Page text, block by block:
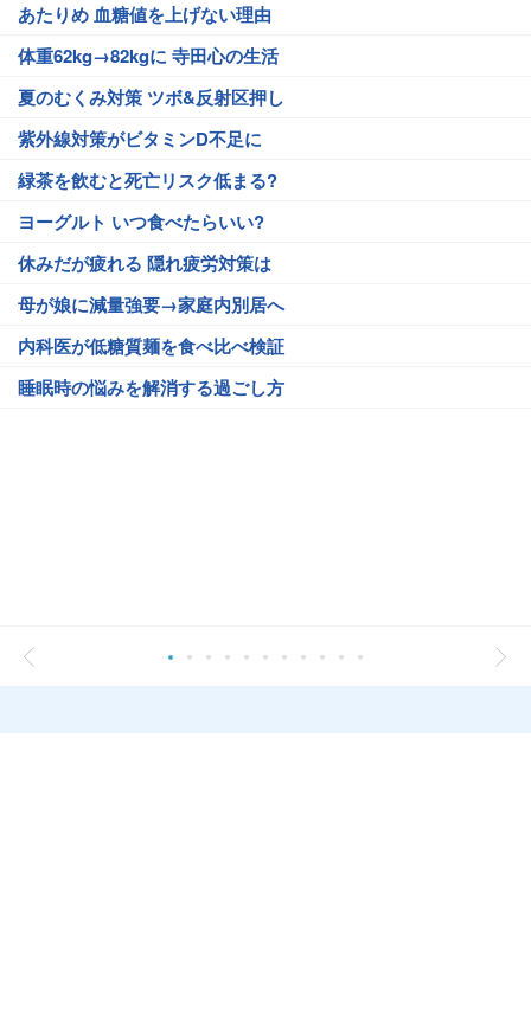
あたりめ 血糖値を上げない理由
体重62kg→82kgに 寺田心の生活
夏のむくみ対策 ツボ&反射区押し
紫外線対策がビタミンD不足に
緑茶を飲むと死亡リスク低まる?
ヨーグルト いつ食べたらいい?
休みだが疲れる 隠れ疲労対策は
母が娘に減量強要→家庭内別居へ
内科医が低糖質麺を食べ比べ検証
睡眠時の悩みを解消する過ごし方